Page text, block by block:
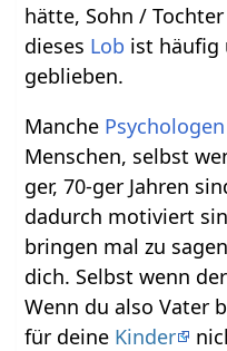
hätte, Sohn /
dieses Lob ist häufig
geblieben.
Manche Psychologen
Menschen, selbst
ger, 70-ger Jahren
dadurch motiviert
bringen mal zu
dich. Selbst wenn
Wenn du also Vater
für deine Kinder